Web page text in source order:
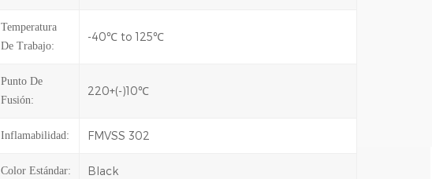
Temperatura
De Trabajo:
-40℃ to 125℃
Punto De
Fusión:
220+(-)10℃
Inflamabilidad: FMVSS 302
Color Estándar: Black